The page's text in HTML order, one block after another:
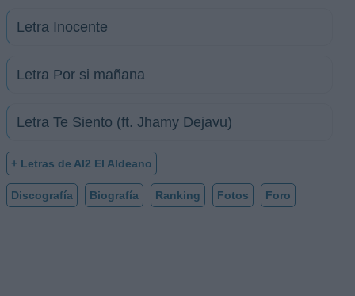
Letra Inocente
Letra Por si mañana
Letra Te Siento (ft. Jhamy Dejavu)
+ Letras de Al2 El Aldeano
Discografía Biografía Ranking Fotos Foro